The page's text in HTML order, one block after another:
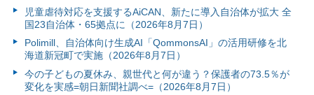
児童虐待対応を支援するAiCAN、新たに導入自治体が拡大 全
国23自治体・65拠点に（2026年8月7日）
Polimill、自治体向け生成AI「QommonsAI」の活用研修を北
海道新冠町で実施（2026年8月7日）
今の子どもの夏休み、親世代と何が違う？保護者の73.5％が
変化を実感=朝日新聞社調べ=（2026年8月7日）